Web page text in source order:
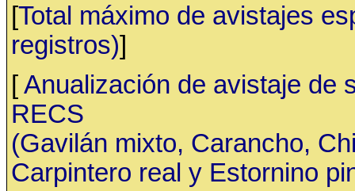
[Total máximo de avistajes
registros)]
[Anualización de avistaje de
RECS
(Gavilán mixto, Carancho,
Carpintero real y Estornino